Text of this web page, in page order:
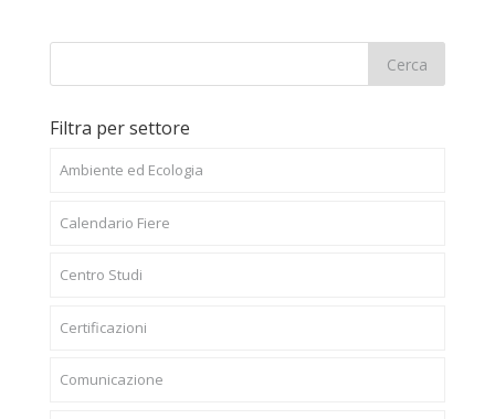
Filtra per settore
Ambiente ed Ecologia
Calendario Fiere
Centro Studi
Certificazioni
Comunicazione